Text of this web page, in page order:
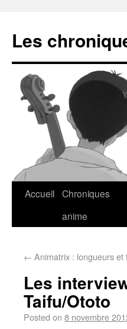
Les
Accueil Chroniques
anime
← Animatrix : longueurs et
Les
Taifu/Ototo
Posted on 8 novembre